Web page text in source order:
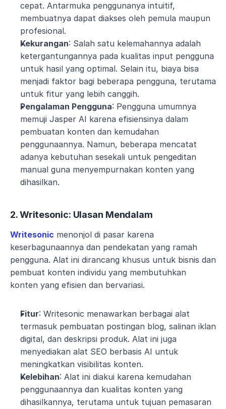
cepat. Antarmuka penggunanya intuitif,
membuatnya dapat diakses oleh pemula maupun
profesional.
Kekurangan: Salah satu kelemahannya adalah
ketergantungannya pada kualitas input pengguna
untuk hasil yang optimal. Selain itu, biaya bisa
menjadi faktor bagi beberapa pengguna, terutama
untuk fitur yang lebih canggih.
Pengalaman Pengguna: Pengguna umumnya
memuji Jasper AI karena efisiensinya dalam
pembuatan konten dan kemudahan
penggunaannya. Namun, beberapa mencatat
adanya kebutuhan sesekali untuk pengeditan
manual guna menyempurnakan konten yang
dihasilkan.
2. Writesonic: Ulasan Mendalam
Writesonic menonjol di pasar karena
keserbagunaannya dan pendekatan yang ramah
pengguna. Alat ini dirancang khusus untuk bisnis dan
pembuat konten individu yang membutuhkan
konten yang efisien dan bervariasi.
Fitur: Writesonic menawarkan berbagai alat
termasuk pembuatan postingan blog, salinan iklan
digital, dan deskripsi produk. Alat ini juga
menyediakan alat SEO berbasis AI untuk
meningkatkan visibilitas konten.
Kelebihan: Alat ini diakui karena kemudahan
penggunaannya dan kualitas konten yang
dihasilkannya, terutama untuk tujuan pemasaran